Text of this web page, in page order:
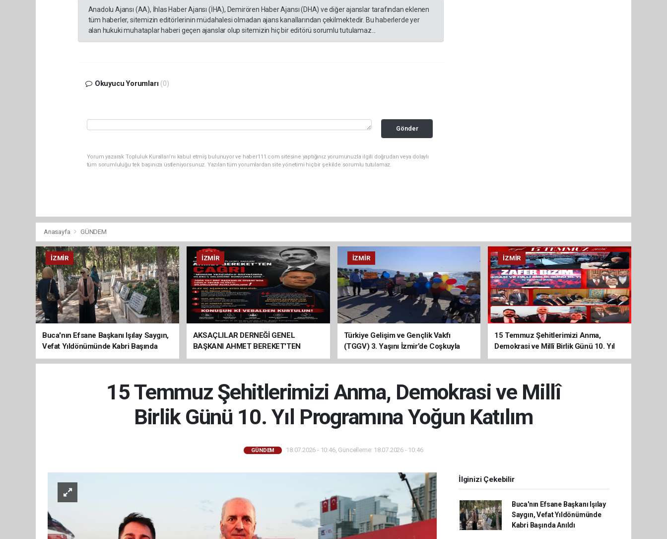
Anadolu Ajansı (AA), İhlas Haber Ajansı (İHA), Demirören Haber Ajansı (DHA) ve diğer ajanslar tarafından eklenen
tüm haberler, sitemizin editörlerinin müdahalesi olmadan ajans kanallarından çekilmektedir. Bu haberlerde yer
alan hukuki muhataplar haberi geçen ajanslar olup sitemizin hiç bir editörü sorumlu tutulamaz...
Okuyucu Yorumları (0)
Gönder
Yorum yazarak Topluluk Kuralları’nı kabul etmiş bulunuyor ve haber111.com sitesine yaptığınız yorumunuzla ilgili doğrudan veya dolaylı
tüm sorumluluğu tek başınıza üstleniyorsunuz. Yazılan tüm yorumlardan site yönetimi hiçbir şekilde sorumlu tutulamaz.
Anasayfa GÜNDEM
İZMIR
Buca'nın Efsane Başkanı Işılay Saygın,
Vefat Yıldönümünde Kabri Başında
Anıldı
İZMIR
AKSAÇLILAR DERNEĞİ GENEL
BAŞKANI AHMET BEREKET'TEN
ÇAĞRI
İZMIR
Türkiye Gelişim ve Gençlik Vakfı
(TGGV) 3. Yaşını İzmir’de Coşkuyla
Kutladı
İZMIR
15 Temmuz Şehitlerimizi Anma,
Demokrasi ve Millî Birlik Günü 10. Yıl
Programına Yoğun Katılım
15 Temmuz Şehitlerimizi Anma, Demokrasi ve Millî
Birlik Günü 10. Yıl Programına Yoğun Katılım
GÜNDEM 18.07.2026 - 10:46, Güncelleme: 18.07.2026 - 10:46
İlginizi Çekebilir
Buca'nın Efsane Başkanı Işılay
Saygın, Vefat Yıldönümünde
Kabri Başında Anıldı